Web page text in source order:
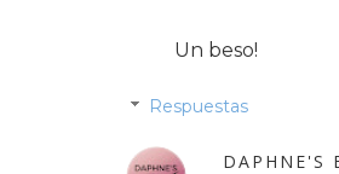
Un beso!
Respuestas
DAPHNE'S